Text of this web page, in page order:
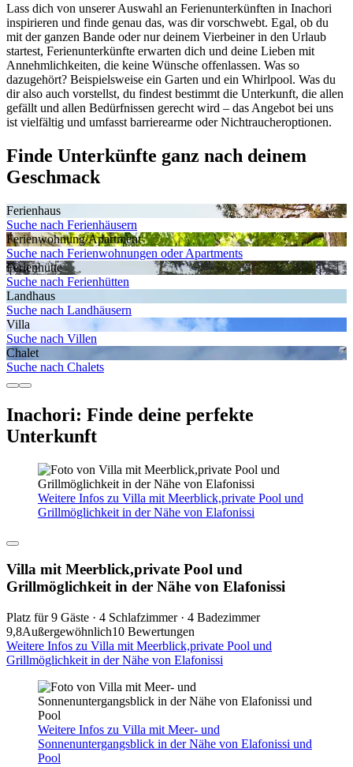
Lass dich von unserer Auswahl an Ferienunterkünften in Inachori
inspirieren und finde genau das, was dir vorschwebt. Egal, ob du
mit der ganzen Bande oder nur deinem Vierbeiner in den Urlaub
startest, Ferienunterkünfte erwarten dich und deine Lieben mit
Annehmlichkeiten, die keine Wünsche offenlassen. Was so
dazugehört? Beispielsweise ein Garten und ein Whirlpool. Was du
dir also auch vorstellst, du findest bestimmt die Unterkunft, die allen
gefällt und allen Bedürfnissen gerecht wird – das Angebot bei uns
ist vielfältig und umfasst barrierearme oder Nichtraucheroptionen.
Finde Unterkünfte ganz nach deinem
Geschmack
Ferienhaus
Suche nach Ferienhäusern
Ferienwohnung/Apartment
Suche nach Ferienwohnungen oder Apartments
Ferienhütte
Suche nach Ferienhütten
Landhaus
Suche nach Landhäusern
Villa
Suche nach Villen
Chalet
Suche nach Chalets
Inachori: Finde deine perfekte
Unterkunft
Weitere Infos zu Villa mit Meerblick,private Pool und
Grillmöglichkeit in der Nähe von Elafonissi
Villa mit Meerblick,private Pool und
Grillmöglichkeit in der Nähe von Elafonissi
Platz für 9 Gäste · 4 Schlafzimmer · 4 Badezimmer
9,8Außergewöhnlich10 Bewertungen
Weitere Infos zu Villa mit Meerblick,private Pool und
Grillmöglichkeit in der Nähe von Elafonissi
Weitere Infos zu Villa mit Meer- und
Sonnenuntergangsblick in der Nähe von Elafonissi und
Pool